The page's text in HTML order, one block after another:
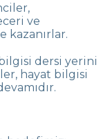
ve
kazanırlar.
dersi yerini
hayat bilgisi